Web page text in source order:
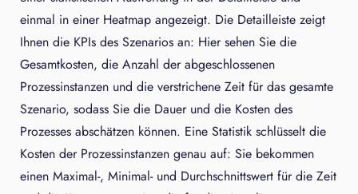
einmal in einer Heatmap angezeigt. Die Detailleiste zeigt
Ihnen die KPIs des Szenarios an: Hier sehen Sie die
Gesamtkosten, die Anzahl der abgeschlossenen
Prozessinstanzen und die verstrichene Zeit für das gesamte
Szenario, sodass Sie die Dauer und die Kosten des
Prozesses abschätzen können. Eine Statistik schlüsselt die
Kosten der Prozessinstanzen genau auf: Sie bekommen
einen Maximal-, Minimal- und Durchschnittswert für die Zeit